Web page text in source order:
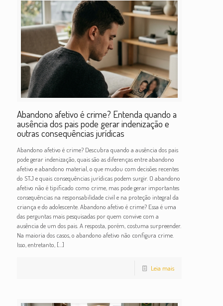
Abandono afetivo é crime? Entenda quando a
ausência dos pais pode gerar indenização e
outras consequências jurídicas
Abandono afetivo é crime? Descubra quando a ausência dos pais
pode gerar indenização, quais são as diferenças entre abandono
afetivo e abandono material, o que mudou com decisões recentes
do STJ e quais consequências jurídicas podem surgir. O abandono
afetivo não é tipificado como crime, mas pode gerar importantes
consequências na responsabilidade civil e na proteção integral da
criança e do adolescente. Abandono afetivo é crime? Essa é uma
das perguntas mais pesquisadas por quem convive com a
ausência de um dos pais. A resposta, porém, costuma surpreender.
Na maioria dos casos, o abandono afetivo não configura crime.
Isso, entretanto, […]
Leia mais